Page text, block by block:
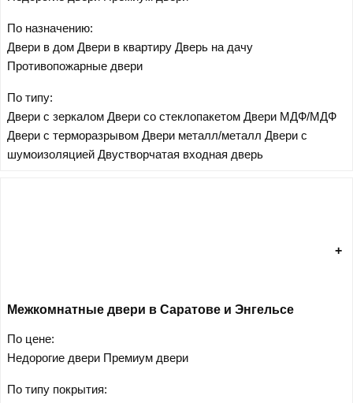
По назначению:
Двери в дом Двери в квартиру Дверь на дачу
Противопожарные двери
По типу:
Двери с зеркалом Двери со стеклопакетом Двери МДФ/МДФ
Двери с терморазрывом Двери металл/металл Двери с
шумоизоляцией Двустворчатая входная дверь
Межкомнатные двери в Саратове и Энгельсе
По цене:
Недорогие двери Премиум двери
По типу покрытия: